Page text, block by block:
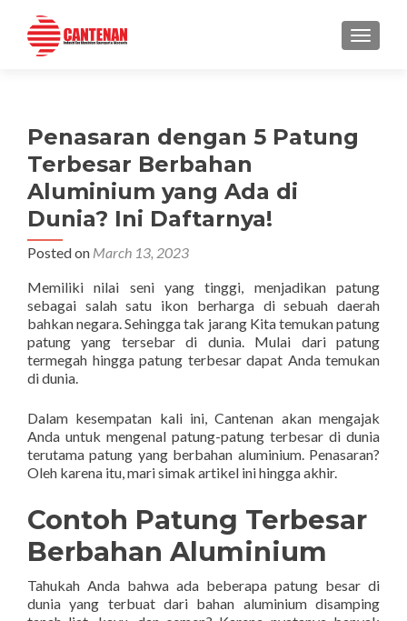
Penasaran dengan 5 Patung
Terbesar Berbahan
Aluminium yang Ada di
Dunia? Ini Daftarnya!
Posted on March 13, 2023
Memiliki nilai seni yang tinggi, menjadikan patung
sebagai salah satu ikon berharga di sebuah daerah
bahkan negara. Sehingga tak jarang Kita temukan patung
patung yang tersebar di dunia. Mulai dari patung
termegah hingga patung terbesar dapat Anda temukan
di dunia.
Dalam kesempatan kali ini, Cantenan akan mengajak
Anda untuk mengenal patung-patung terbesar di dunia
terutama patung yang berbahan aluminium. Penasaran?
Oleh karena itu, mari simak artikel ini hingga akhir.
Contoh Patung Terbesar
Berbahan Aluminium
Tahukah Anda bahwa ada beberapa patung besar di
dunia yang terbuat dari bahan aluminium disamping